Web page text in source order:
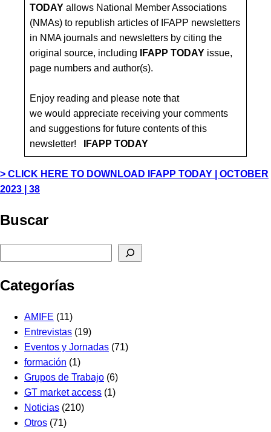
TODAY allows National Member Associations
(NMAs) to republish articles of IFAPP newsletters
in NMA journals and newsletters by citing the
original source, including
IFAPP TODAY issue,
page numbers and author(s).
Enjoy reading ​and please note that
we would appreciate receiving your comments
and suggestions for future contents of this
newsletter!
IFAPP TODAY
> CLICK HERE TO DOWNLOAD IFAPP TODAY | OCTOBER
2023 | 38
Buscar
Categorías
AMIFE (11)
Entrevistas (19)
Eventos y Jornadas (71)
formación (1)
Grupos de Trabajo (6)
GT market access (1)
Noticias (210)
Otros (71)